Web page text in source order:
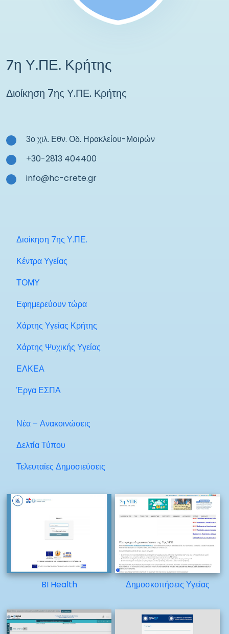
7η Υ.ΠΕ. Κρήτης
Διοίκηση 7ης Υ.ΠΕ. Κρήτης
3ο χιλ. Εθν. Οδ. Ηρακλείου-Μοιρών
+30-2813 404400
info@hc-crete.gr
Διοίκηση 7ης Υ.ΠΕ.
Κέντρα Υγείας
ΤΟΜΥ
Εφημερεύουν τώρα
Χάρτης Υγείας Κρήτης
Χάρτης Ψυχικής Υγείας
ΕΛΚΕΑ
Έργα ΕΣΠΑ
Νέα – Ανακοινώσεις
Δελτία Τύπου
Τελευταίες Δημοσιεύσεις
BI Health Δημοσκοπήσεις Υγείας